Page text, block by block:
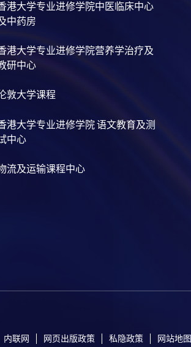
港大学专业进修学院中医临床中心
中药房
港大学专业进修学院营养学治疗及
研中心
敦大学课程
港大学专业进修学院 语文教育及测
中心
流及运输课程中心
内联网 网页出版政策 私隐政策 网站地图